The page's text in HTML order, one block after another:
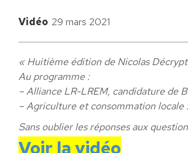
Vidéo 29 mars 2021
« Huitième édition de Nicolas
Au programme :
– Alliance LR-LREM, candidature de
– Agriculture et consommation
Sans oublier les réponses aux
Voir la vidéo